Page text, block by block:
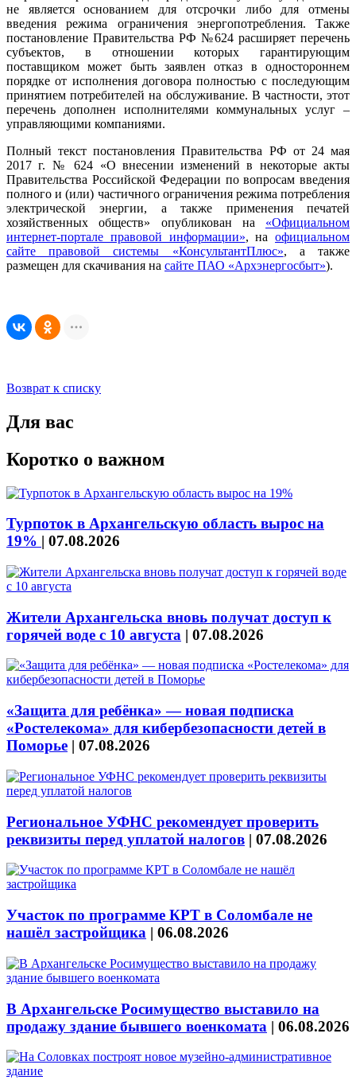
не является основанием для отсрочки либо для отмены
введения режима ограничения энергопотребления. Также
постановление Правительства РФ №624 расширяет перечень
субъектов, в отношении которых гарантирующим
поставщиком может быть заявлен отказ в одностороннем
порядке от исполнения договора полностью с последующим
принятием потребителей на обслуживание. В частности, этот
перечень дополнен исполнителями коммунальных услуг –
управляющими компаниями.
Полный текст постановления Правительства РФ от 24 мая
2017 г. № 624 «О внесении изменений в некоторые акты
Правительства Российской Федерации по вопросам введения
полного и (или) частичного ограничения режима потребления
электрической энергии, а также применения печатей
хозяйственных обществ» опубликован на «Официальном
интернет-портале правовой информации», на официальном
сайте правовой системы «КонсультантПлюс», а также
размещен для скачивания на сайте ПАО «Архэнергосбыт»).
Возврат к списку
Для вас
Коротко о важном
Турпоток в Архангельскую область вырос на
19% | 07.08.2026
Жители Архангельска вновь получат доступ к
горячей воде с 10 августа | 07.08.2026
«Защита для ребёнка» — новая подписка
«Ростелекома» для кибербезопасности детей в
Поморье | 07.08.2026
Региональное УФНС рекомендует проверить
реквизиты перед уплатой налогов | 07.08.2026
Участок по программе КРТ в Соломбале не
нашёл застройщика | 06.08.2026
В Архангельске Росимущество выставило на
продажу здание бывшего военкомата | 06.08.2026